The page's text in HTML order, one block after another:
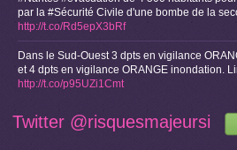
par la #Sécurité Civile d'une bombe de la
http://t.co/Rd5epX3bRf
Dans le Sud-Ouest 3 dpts en vigilance
et 4 dpts en vigilance ORANGE inondation.
http://t.co/p95UZi1Cmt
Twitter @risquesmajeursi